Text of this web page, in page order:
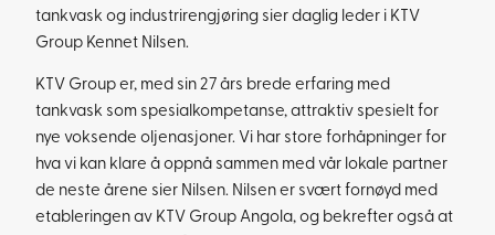
tankvask og industrirengjøring sier daglig leder i KTV
Group Kennet Nilsen.
KTV Group er, med sin 27 års brede erfaring med
tankvask som spesialkompetanse, attraktiv spesielt for
nye voksende oljenasjoner. Vi har store forhåpninger for
hva vi kan klare å oppnå sammen med vår lokale partner
de neste årene sier Nilsen. Nilsen er svært fornøyd med
etableringen av KTV Group Angola, og bekrefter også at